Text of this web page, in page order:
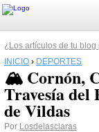
¿Los artículos de tu
INICIO › DEPORTES
🏔️ Cornón,
Travesía del
de Vildas
Por Losdelasclaras